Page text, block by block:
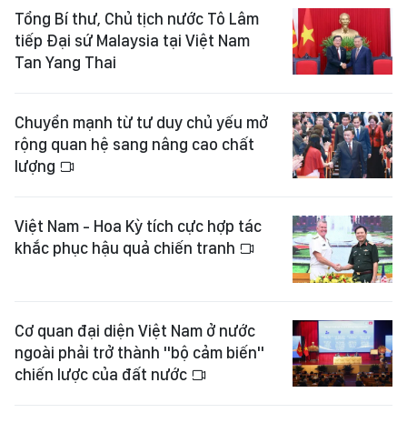
Tổng Bí thư, Chủ tịch nước Tô Lâm
tiếp Đại sứ Malaysia tại Việt Nam
Tan Yang Thai
Chuyển mạnh từ tư duy chủ yếu mở
rộng quan hệ sang nâng cao chất
lượng
Việt Nam - Hoa Kỳ tích cực hợp tác
khắc phục hậu quả chiến tranh
Cơ quan đại diện Việt Nam ở nước
ngoài phải trở thành "bộ cảm biến"
chiến lược của đất nước